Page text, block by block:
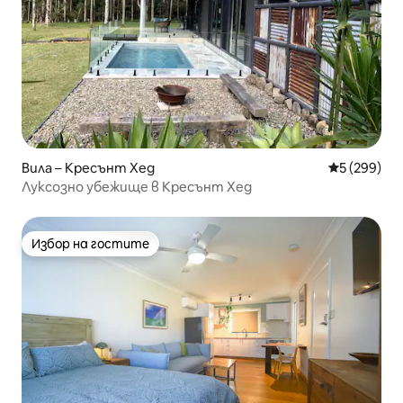
Вила – Кресънт Хед Средна
5 (299)
Луксозно убежище в Кресънт Хед
Избор на гостите
Избор на гостите